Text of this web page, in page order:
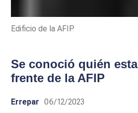
Edificio de la AFIP
Se conoció quién
frente de la AFIP
Errepar 06/12/2023